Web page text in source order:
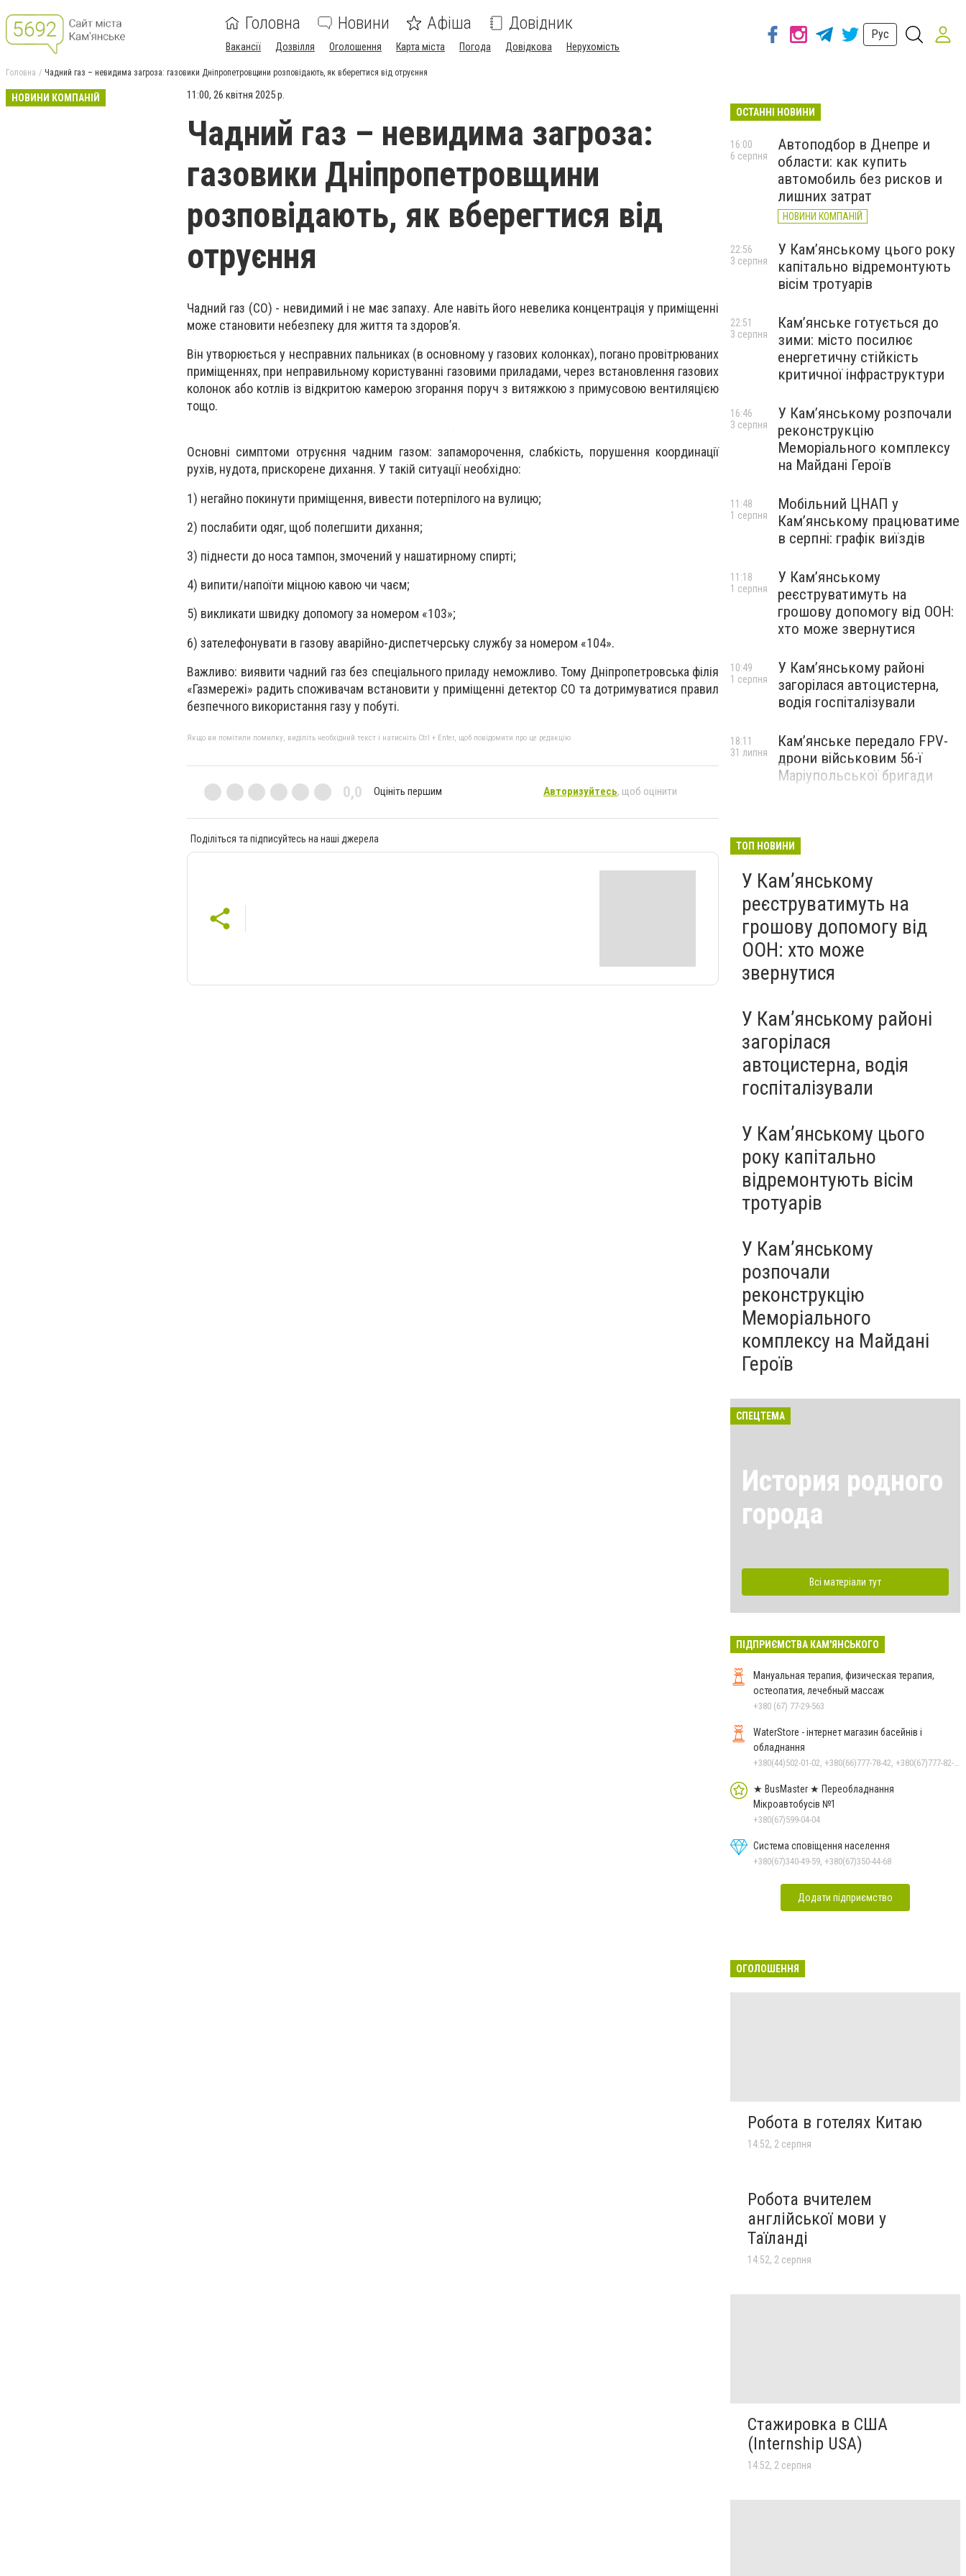
Головна Новини Афіша Довідник
Вакансії Дозвілля Оголошення Карта міста Погода Довідкова Нерухомість
Рус
Головна Чадний газ – невидима загроза: газовики Дніпропетровщини розповідають, як вберегтися від отруєння
НОВИНИ КОМПАНІЙ 11:00, 26 квітня 2025 р.
Чадний газ – невидима загроза:
газовики Дніпропетровщини
розповідають, як вберегтися від
отруєння
Чадний газ (CO) - невидимий і не має запаху. Але навіть його невелика концентрація у приміщенні
може становити небезпеку для життя та здоров’я.
Він утворюється у несправних пальниках (в основному у газових колонках), погано провітрюваних
приміщеннях, при неправильному користуванні газовими приладами, через встановлення газових
колонок або котлів із відкритою камерою згорання поруч з витяжкою з примусовою вентиляцією
тощо.
Основні симптоми отруєння чадним газом: запаморочення, слабкість, порушення координації
рухів, нудота, прискорене дихання. У такій ситуації необхідно:
1) негайно покинути приміщення, вивести потерпілого на вулицю;
2) послабити одяг, щоб полегшити дихання;
3) піднести до носа тампон, змочений у нашатирному спирті;
4) випити/напоїти міцною кавою чи чаєм;
5) викликати швидку допомогу за номером «103»;
6) зателефонувати в газову аварійно-диспетчерську службу за номером «104».
Важливо: виявити чадний газ без спеціального приладу неможливо. Тому Дніпропетровська філія
«Газмережі» радить споживачам встановити у приміщенні детектор CO та дотримуватися правил
безпечного використання газу у побуті.
Якщо ви помітили помилку, виділіть необхідний текст і натисніть Ctrl + Enter, щоб повідомити про це редакцію
0,0 Оцініть першим Авторизуйтесь, щоб оцінити
Поділіться та підписуйтесь на наші джерела
ОСТАННІ НОВИНИ
Автоподбор в Днепре и
области: как купить
автомобиль без рисков и
лишних затрат
НОВИНИ КОМПАНІЙ
16:00
6 серпня
У Кам’янському цього року
капітально відремонтують
вісім тротуарів
22:56
3 серпня
Кам’янське готується до
зими: місто посилює
енергетичну стійкість
критичної інфраструктури
22:51
3 серпня
У Кам’янському розпочали
реконструкцію
Меморіального комплексу
на Майдані Героїв
16:46
3 серпня
Мобільний ЦНАП у
Кам’янському працюватиме
в серпні: графік виїздів
11:48
1 серпня
У Кам’янському
реєструватимуть на
грошову допомогу від ООН:
хто може звернутися
11:18
1 серпня
У Кам’янському районі
загорілася автоцистерна,
водія госпіталізували
10:49
1 серпня
Кам’янське передало FPV-
дрони військовим 56-ї
Маріупольської бригади
18:11
31 липня
ТОП НОВИНИ
У Кам’янському
реєструватимуть на
грошову допомогу від
ООН: хто може
звернутися
У Кам’янському районі
загорілася
автоцистерна, водія
госпіталізували
У Кам’янському цього
року капітально
відремонтують вісім
тротуарів
У Кам’янському
розпочали
реконструкцію
Меморіального
комплексу на Майдані
Героїв
СПЕЦТЕМА
История родного
города
Всі матеріали тут
ПІДПРИЄМСТВА КАМ'ЯНСЬКОГО
Мануальная терапия, физическая терапия,
остеопатия, лечебный массаж
+380 (67) 77-29-563
WaterStore - інтернет магазин басейнів і
обладнання
★ BusMaster ★ Переобладнання
Мікроавтобусів №1
+380(67)599-04-04
Система сповіщення населення
+380(67)340-49-59, +380(67)350-44-68
Додати підприємство
ОГОЛОШЕННЯ
Робота в готелях Китаю
14:52, 2 серпня
Робота вчителем
англійської мови у
Таїланді
14:52, 2 серпня
Стажировка в США
(Internship USA)
14:52, 2 серпня